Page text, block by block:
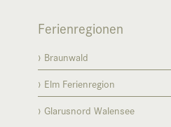
Ferienregionen
Braunwald
Elm Ferienregion
Glarusnord Walensee